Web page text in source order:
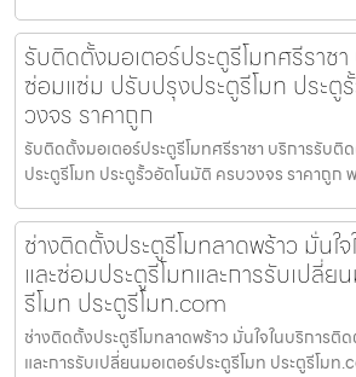
รับติดตั้งมอเตอร์ประตูรีโมทศรีราช
ซ่อมแซ่ม ปรับปรุงประตูรีโมท ประตู
วงจร ราคาถูก
รับติดตั้งมอเตอร์ประตูรีโมทศรีราชา บริการรับ
ประตูรีโมท ประตูรั้วอัตโนมัติ ครบวงจร ราคาถูก
ช่างติดตั้งประตูรีโมทลาดพร้าว มั่นใ
และซ่อมประตูรีโมทและการรับเปลี่ย
รีโมท ประตูรีโมท.com
ช่างติดตั้งประตูรีโมทลาดพร้าว มั่นใจในบริการติ
และการรับเปลี่ยนมอเตอร์ประตูรีโมท ประตูรีโม